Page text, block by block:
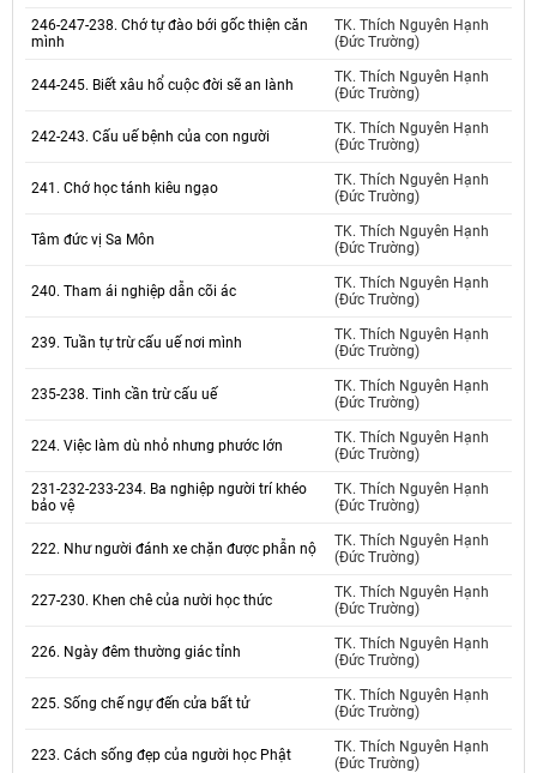
246-247-238. Chớ tự đào bới gốc thiện căn
mình
TK. Thích Nguyên Hạnh
(Đức Trường)
244-245. Biết xâu hổ cuộc đời sẽ an lành
TK. Thích Nguyên Hạnh
(Đức Trường)
242-243. Cấu uế bệnh của con người
TK. Thích Nguyên Hạnh
(Đức Trường)
241. Chớ học tánh kiêu ngạo
TK. Thích Nguyên Hạnh
(Đức Trường)
Tâm đức vị Sa Môn
TK. Thích Nguyên Hạnh
(Đức Trường)
240. Tham ái nghiệp dẫn cõi ác
TK. Thích Nguyên Hạnh
(Đức Trường)
239. Tuần tự trừ cấu uế nơi mình
TK. Thích Nguyên Hạnh
(Đức Trường)
235-238. Tinh cần trừ cấu uế
TK. Thích Nguyên Hạnh
(Đức Trường)
224. Việc làm dù nhỏ nhưng phước lớn
TK. Thích Nguyên Hạnh
(Đức Trường)
231-232-233-234. Ba nghiệp người trí khéo
bảo vệ
TK. Thích Nguyên Hạnh
(Đức Trường)
222. Như người đánh xe chặn được phẫn nộ
TK. Thích Nguyên Hạnh
(Đức Trường)
227-230. Khen chê của nười học thức
TK. Thích Nguyên Hạnh
(Đức Trường)
226. Ngày đêm thường giác tỉnh
TK. Thích Nguyên Hạnh
(Đức Trường)
225. Sống chế ngự đến cửa bất tử
TK. Thích Nguyên Hạnh
(Đức Trường)
223. Cách sống đẹp của người học Phật
TK. Thích Nguyên Hạnh
(Đức Trường)